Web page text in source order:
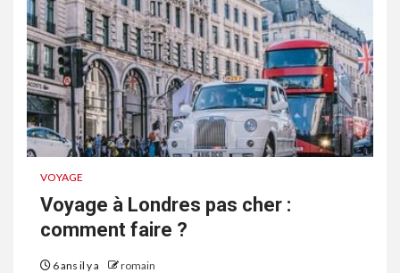
VOYAGE
Voyage à Londres pas cher :
comment faire ?
6 ans il y a romain